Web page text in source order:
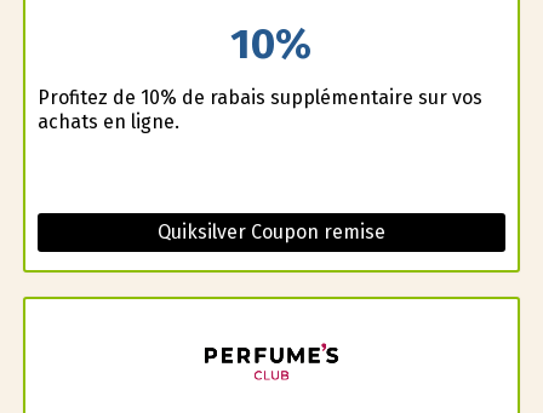
10%
Profitez de 10% de rabais supplémentaire sur vos
achats en ligne.
Quiksilver Coupon remise